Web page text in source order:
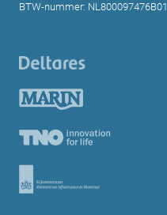
BTW-nummer: NL800097476B01